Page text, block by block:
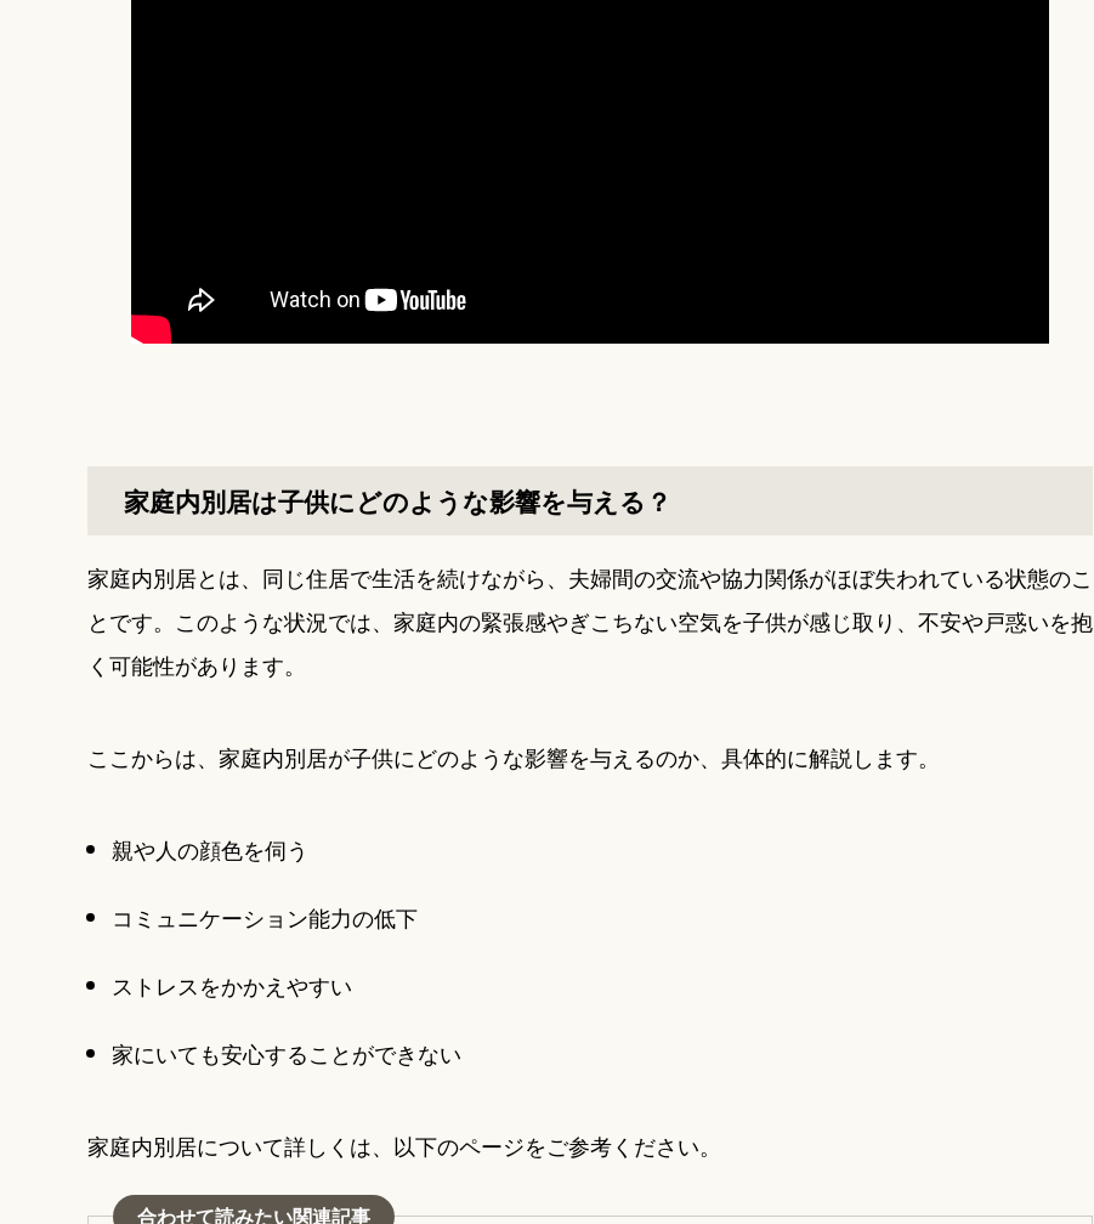
家庭内別居は子供にどのような影響を与える？
家庭内別居とは、同じ住居で生活を続けながら、夫婦間の交流や協力関係がほぼ失われている状態のこ
とです。このような状況では、家庭内の緊張感やぎこちない空気を子供が感じ取り、不安や戸惑いを抱
く可能性があります。
ここからは、家庭内別居が子供にどのような影響を与えるのか、具体的に解説します。
親や人の顔色を伺う
コミュニケーション能力の低下
ストレスをかかえやすい
家にいても安心することができない
家庭内別居について詳しくは、以下のページをご参考ください。
合わせて読みたい関連記事